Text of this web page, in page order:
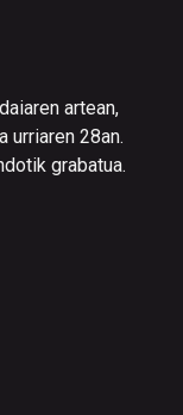
artean,
urriaren 28an.
grabatua.